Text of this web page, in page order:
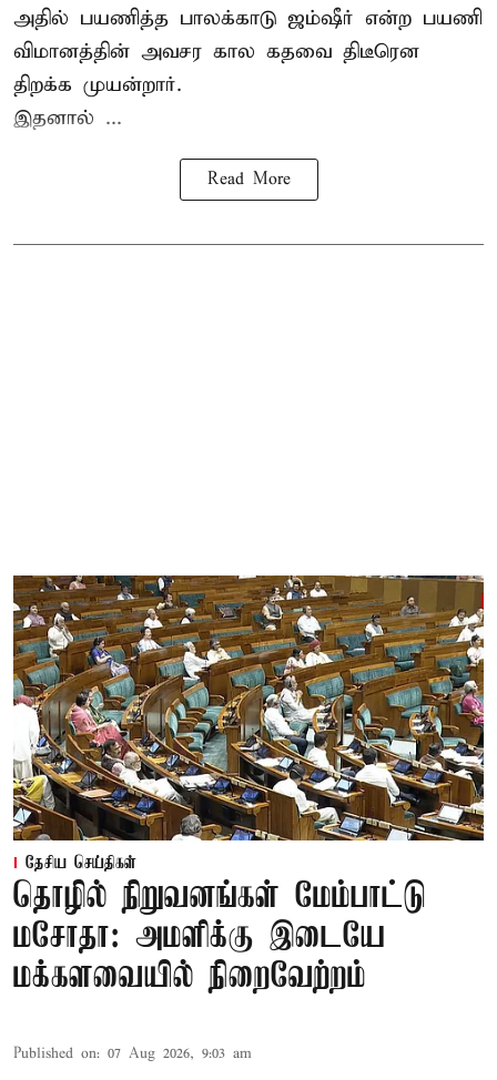
அதில் பயணித்த பாலக்காடு ஜம்ஷீர் என்ற பயணி
விமானத்தின் அவசர கால கதவை திடீரென
திறக்க முயன்றார்.
இதனால் ...
Read More
தேசிய செய்திகள்
தொழில் நிறுவனங்கள் மேம்பாட்டு
மசோதா: அமளிக்கு இடையே
மக்களவையில் நிறைவேற்றம்
Published on: 07 Aug 2026, 9:03 am